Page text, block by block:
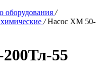
оборудования /
/ Насос ХМ 50-
55